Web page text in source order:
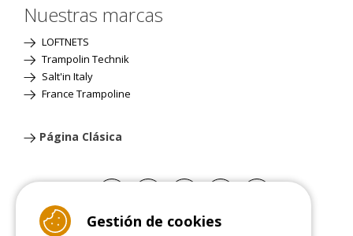
Nuestras marcas
LOFTNETS
Trampolin Technik
Salt'in Italy
France Trampoline
Página Clásica
Gestión de cookies